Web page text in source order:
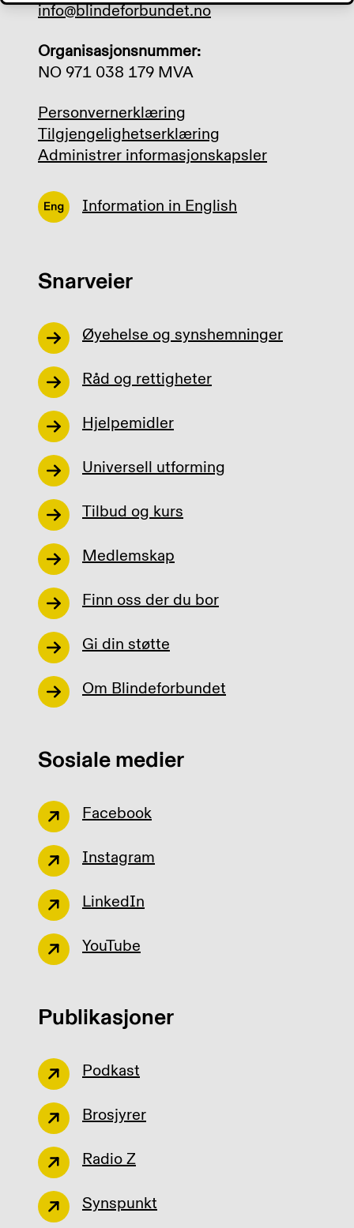
info@blindeforbundet.no
Organisasjonsnummer:
NO 971 038 179 MVA
Personvernerklæring
Tilgjengelighetserklæring
Administrer informasjonskapsler
Information in English
Snarveier
Øyehelse og synshemninger
Råd og rettigheter
Hjelpemidler
Universell utforming
Tilbud og kurs
Medlemskap
Finn oss der du bor
Gi din støtte
Om Blindeforbundet
Sosiale medier
Facebook
Instagram
LinkedIn
YouTube
Publikasjoner
Podkast
Brosjyrer
Radio Z
Synspunkt